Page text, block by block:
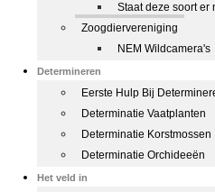
Staat deze soort er
Zoogdiervereniging
NEM Wildcamera's
Determineren
Eerste Hulp Bij
Determinatie Vaatplanten
Determinatie Korstmossen
Determinatie Orchideeën
Het veld in